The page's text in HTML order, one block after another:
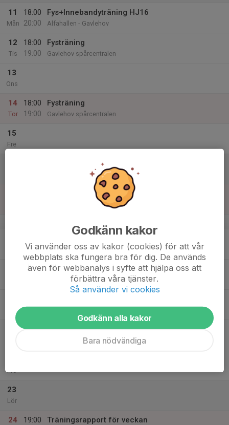
11
Mån
18:00
20:00
Fys+Innebandyträning HJ16
Alfahallen - Gavlehov
12
Tis
18:00
19:00
Fysträning
Gavlehov spårcentralen
13
Ons
14
Tor
18:00
19:00
Fysträning
Gavlehov spårcentralen
15
Fre
20:30
Fotbollsplan vid Älvdansvägen
18:00
Fysträning
Gavlehov spårcentralen
Ons
18:00
Fysträning
Gavlehov spårcentralen
Fre
23
Lör
24
19:00
Träningsrapport för veckan
Godkänn kakor
Vi använder oss av kakor (cookies) för att vår
webbplats ska fungera bra för dig. De används
även för webbanalys i syfte att hjälpa oss att
förbättra våra tjänster.
Så använder vi cookies
Godkänn alla kakor
Bara nödvändiga